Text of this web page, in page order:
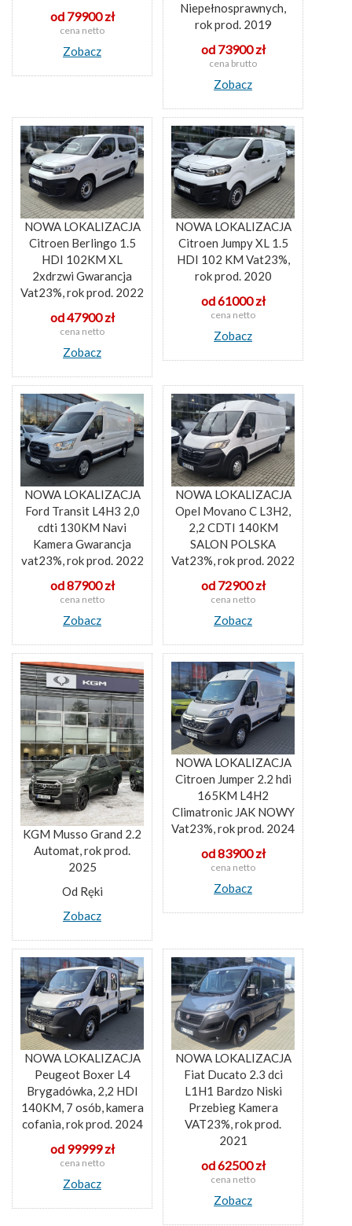
od 79900 zł
cena netto
Zobacz
Niepełnosprawnych,
rok prod. 2019
od 73900 zł
cena brutto
Zobacz
NOWA LOKALIZACJA
Citroen Berlingo 1.5
HDI 102KM XL
2xdrzwi Gwarancja
Vat23%, rok prod. 2022
od 47900 zł
cena netto
Zobacz
NOWA LOKALIZACJA
Citroen Jumpy XL 1.5
HDI 102 KM Vat23%,
rok prod. 2020
od 61000 zł
cena netto
Zobacz
NOWA LOKALIZACJA
Ford Transit L4H3 2,0
cdti 130KM Navi
Kamera Gwarancja
vat23%, rok prod. 2022
od 87900 zł
cena netto
Zobacz
NOWA LOKALIZACJA
Opel Movano C L3H2,
2,2 CDTI 140KM
SALON POLSKA
Vat23%, rok prod. 2022
od 72900 zł
cena netto
Zobacz
KGM Musso Grand 2.2
Automat, rok prod.
2025
Od Ręki
Zobacz
NOWA LOKALIZACJA
Citroen Jumper 2.2 hdi
165KM L4H2
Climatronic JAK NOWY
Vat23%, rok prod. 2024
od 83900 zł
cena netto
Zobacz
NOWA LOKALIZACJA
Peugeot Boxer L4
Brygadówka, 2,2 HDI
140KM, 7 osób, kamera
cofania, rok prod. 2024
od 99999 zł
cena netto
Zobacz
NOWA LOKALIZACJA
Fiat Ducato 2.3 dci
L1H1 Bardzo Niski
Przebieg Kamera
VAT23%, rok prod.
2021
od 62500 zł
cena netto
Zobacz